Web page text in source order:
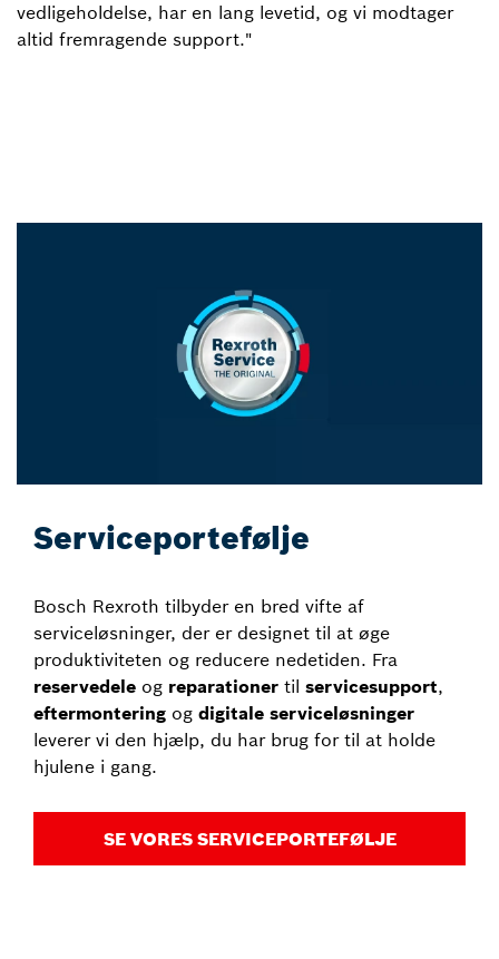
vedligeholdelse, har en lang levetid, og vi modtager
altid fremragende support."
Serviceportefølje
Bosch Rexroth tilbyder en bred vifte af
serviceløsninger, der er designet til at øge
produktiviteten og reducere nedetiden. Fra
reservedele og reparationer til servicesupport,
eftermontering og digitale serviceløsninger
leverer vi den hjælp, du har brug for til at holde
hjulene i gang.
SE VORES SERVICEPORTEFØLJE